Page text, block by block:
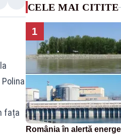
fața
CELE MAI CITITE
1
România în alertă